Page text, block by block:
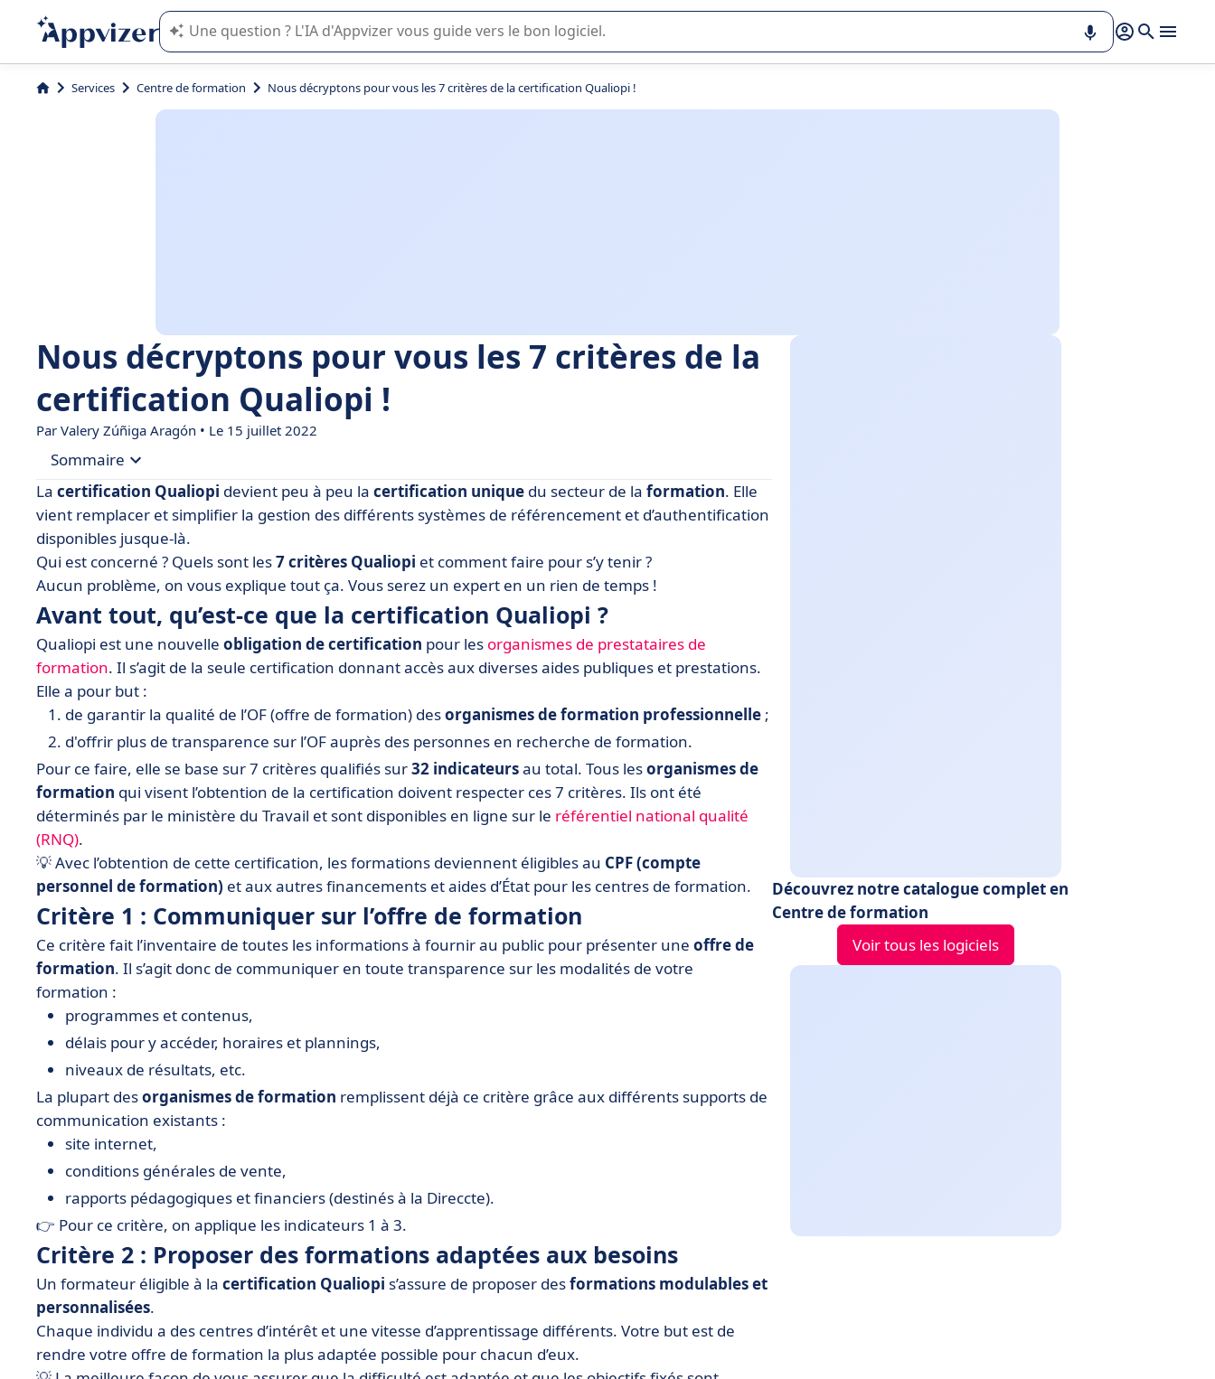
L'IA de Appvizer vous guide dans l'utilisation ou la sélection de logiciel SaaS en entreprise.
Services Centre de formation Nous décryptons pour vous les 7 critères de la certification Qualiopi !
Nous décryptons pour vous les 7 critères de la
certification Qualiopi !
Par Valery Zúñiga Aragón • Le 15 juillet 2022
Sommaire
• Avant tout, qu’est-ce que la certification Qualiopi ?
• Critère 1 : Communiquer sur l’offre de formation
• Critère 2 : Proposer des formations adaptées aux besoins
• Critère 3 : Du suivi à chaque étape
• Critère 4 : Offrir des conditions favorables à l’apprentissage
• Critère 5 : Former les équipes enseignantes
• Critère 6 : Avoir un comportement professionnel exemplaire
• Critère 7 : Prendre correctement en compte les feedbacks
• Qu’en est-il des indicateurs de résultats ?
• Comment obtenir la certification Qualiopi ?
• Les critères Qualiopi, un gage de qualité
La certification Qualiopi devient peu à peu la certification unique du secteur de la formation. Elle
vient remplacer et simplifier la gestion des différents systèmes de référencement et d’authentification
disponibles jusque-là.
Qui est concerné ? Quels sont les7 critères Qualiopi et comment faire pour s’y tenir ?
Aucun problème, on vous explique tout ça. Vous serez un expert en un rien de temps !
Avant tout, qu’est-ce que la certification Qualiopi ?
Qualiopi est une nouvelle obligation de certification pour les organismes de prestataires de
formation. Il s’agit de la seule certification donnant accès aux diverses aides publiques et prestations.
Elle a pour but :
de garantir la qualité de l’OF (offre de formation) desorganismes de formation professionnelle ;
d'offrir plus de transparence sur l’OF auprès des personnes en recherche de formation.
Pour ce faire, elle se base sur 7 critères qualifiés sur32 indicateursau total. Tous lesorganismes de
formation qui visent l’obtention de la certification doivent respecter ces 7 critères. Ils ont été
déterminés par le ministère du Travail et sont disponibles en ligne sur le référentiel national qualité
(RNQ).
💡 Avec l’obtention de cette certification, les formations deviennent éligibles au CPF (compte
personnel de formation) et aux autres financements et aides d’État pour les centres de formation.
Critère 1 : Communiquer sur l’offre de formation
Ce critère fait l’inventaire de toutes les informations à fournir au public pour présenter une offre de
formation. Il s’agit donc de communiquer en toute transparence sur les modalités de votre
formation :
programmes et contenus,
délais pour y accéder, horaires et plannings,
niveaux de résultats, etc.
La plupart desorganismes de formation remplissent déjà ce critère grâce aux différents supports de
communication existants :
site internet,
conditions générales de vente,
rapports pédagogiques et financiers (destinés à la Direccte).
👉 Pour ce critère, on applique les indicateurs 1 à 3.
Critère 2 : Proposer des formations adaptées aux besoins
Un formateur éligible à la certification Qualiopi s’assure de proposer desformations modulables et
personnalisées.
Chaque individu a des centres d’intérêt et une vitesse d’apprentissage différents. Votre but est de
rendre votre offre de formation la plus adaptée possible pour chacun d’eux.
Découvrez notre catalogue complet en
Centre de formation
Voir tous les logiciels